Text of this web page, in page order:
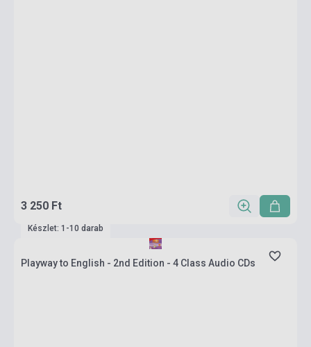
3 250 Ft
Készlet: 1-10 darab
Playway to English - 2nd Edition - 4 Class Audio CDs